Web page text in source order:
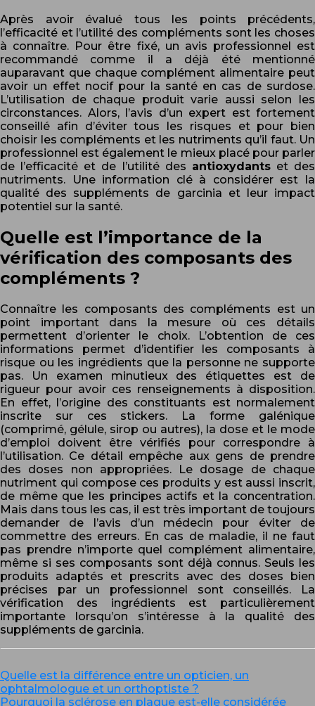
Après avoir évalué tous les points précédents,
l’efficacité et l’utilité des compléments sont les choses
à connaître. Pour être fixé, un avis professionnel est
recommandé comme il a déjà été mentionné
auparavant que chaque complément alimentaire peut
avoir un effet nocif pour la santé en cas de surdose.
L’utilisation de chaque produit varie aussi selon les
circonstances. Alors, l’avis d’un expert est fortement
conseillé afin d’éviter tous les risques et pour bien
choisir les compléments et les nutriments qu’il faut. Un
professionnel est également le mieux placé pour parler
de l’efficacité et de l’utilité des antioxydantset des
nutriments. Une information clé à considérer est la
qualité des suppléments de garcinia et leur impact
potentiel sur la santé.
Quelle est l’importance de la
vérification des composants des
compléments ?
Connaître les composants des compléments est un
point important dans la mesure où ces détails
permettent d’orienter le choix. L’obtention de ces
informations permet d’identifier les composants à
risque ou les ingrédients que la personne ne supporte
pas. Un examen minutieux des étiquettes est de
rigueur pour avoir ces renseignements à disposition.
En effet, l’origine des constituants est normalement
inscrite sur ces stickers. La forme galénique
(comprimé, gélule, sirop ou autres), la dose et le mode
d’emploi doivent être vérifiés pour correspondre à
l’utilisation. Ce détail empêche aux gens de prendre
des doses non appropriées. Le dosage de chaque
nutriment qui compose ces produits y est aussi inscrit,
de même que les principes actifs et la concentration.
Mais dans tous les cas, il est très important de toujours
demander de l’avis d’un médecin pour éviter de
commettre des erreurs. En cas de maladie, il ne faut
pas prendre n’importe quel complément alimentaire,
même si ses composants sont déjà connus. Seuls les
produits adaptés et prescrits avec des doses bien
précises par un professionnel sont conseillés. La
vérification des ingrédients est particulièrement
importante lorsqu’on s’intéresse à la qualité des
suppléments de garcinia.
Quelle est la différence entre un opticien, un
ophtalmologue et un orthoptiste ?
Pourquoi la sclérose en plaque est-elle considérée